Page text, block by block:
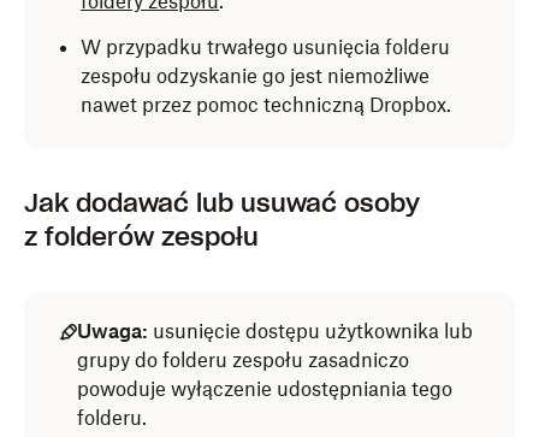
W przypadku trwałego usunięcia folderu
zespołu odzyskanie go jest niemożliwe
nawet przez pomoc techniczną Dropbox.
Jak dodawać lub usuwać osoby
z folderów zespołu
Uwaga: usunięcie dostępu użytkownika lub
grupy do folderu zespołu zasadniczo
powoduje wyłączenie udostępniania tego
folderu.